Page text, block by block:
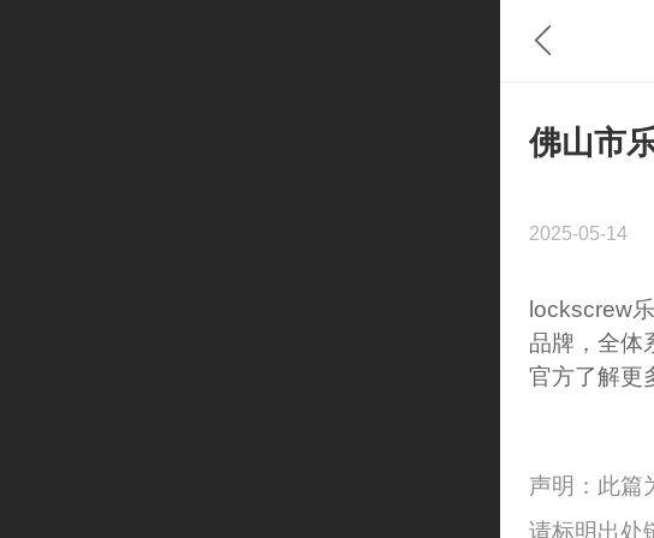
佛山市
2025-05-14
lockscrew
品牌，全体
官方了解更
声明：此篇
请标明出处